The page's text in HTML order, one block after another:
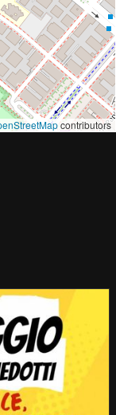
contributors